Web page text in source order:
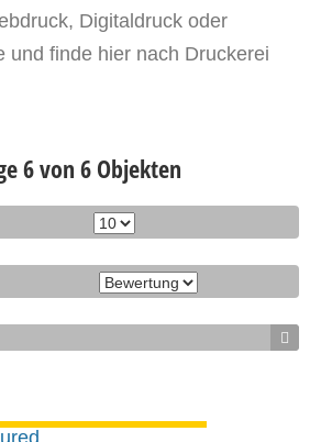
Digitaldruck oder
und finde hier nach Druckerei
6 von 6 Objekten